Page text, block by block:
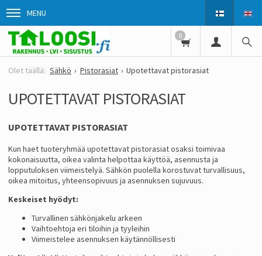
MENU
0
Sähkö Pistorasiat Upotettavat pistorasiat
UPOTETTAVAT PISTORASIAT
UPOTETTAVAT PISTORASIAT
Kun haet tuoteryhmää upotettavat pistorasiat osaksi toimivaa
kokonaisuutta, oikea valinta helpottaa käyttöä, asennusta ja
lopputuloksen viimeistelyä. Sähkön puolella korostuvat turvallisuus,
oikea mitoitus, yhteensopivuus ja asennuksen sujuvuus.
Keskeiset hyödyt:
Turvallinen sähkönjakelu arkeen
Vaihtoehtoja eri tiloihin ja tyyleihin
Viimeistelee asennuksen käytännöllisesti